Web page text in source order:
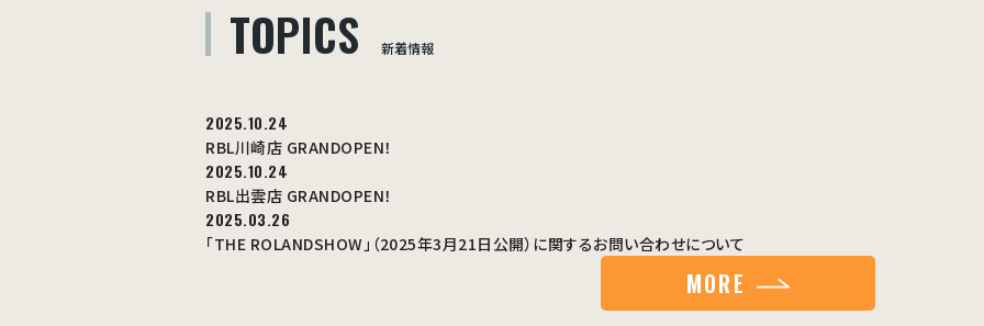
TOPICS 新着情報
2025.10.24
RBL川崎店 GRANDOPEN！
2025.10.24
RBL出雲店 GRANDOPEN！
2025.03.26
「THE ROLANDSHOW」（2025年3月21日公開）に関するお問い合わせについて
MORE